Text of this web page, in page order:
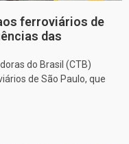
ferroviários de
das
do Brasil (CTB)
de São Paulo, que